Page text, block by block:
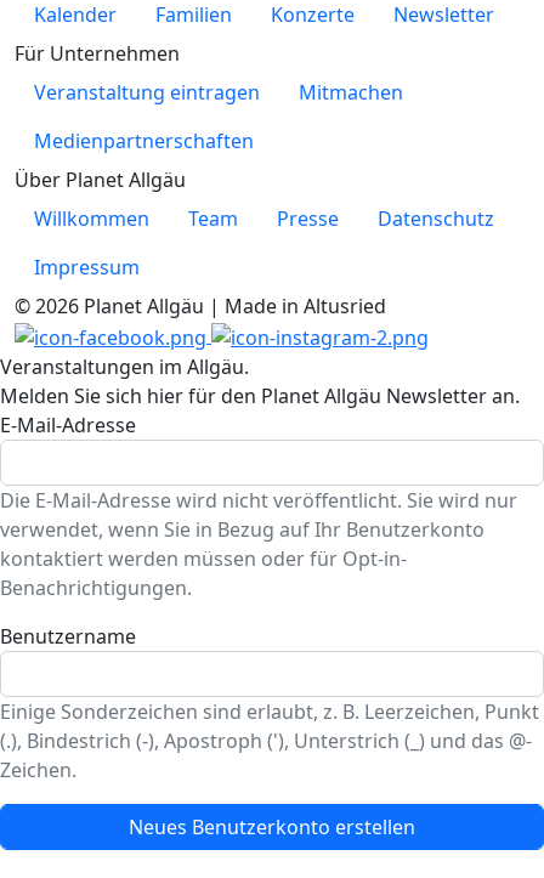
Kalender
Familien Konzerte
Newsletter
Für Unternehmen
Veranstaltung eintragen
Mitmachen
Medienpartnerschaften
Über Planet Allgäu
Willkommen
Team Presse
Datenschutz
Impressum
© 2026 Planet Allgäu | Made in Altusried
Veranstaltungen im Allgäu.
Melden Sie sich hier für den Planet Allgäu Newsletter an.
E-Mail-Adresse
Die E-Mail-Adresse wird nicht veröffentlicht. Sie wird nur
verwendet, wenn Sie in Bezug auf Ihr Benutzerkonto
kontaktiert werden müssen oder für Opt-in-
Benachrichtigungen.
Benutzername
Einige Sonderzeichen sind erlaubt, z. B. Leerzeichen, Punkt
(.), Bindestrich (-), Apostroph ('), Unterstrich (_) und das @-
Zeichen.